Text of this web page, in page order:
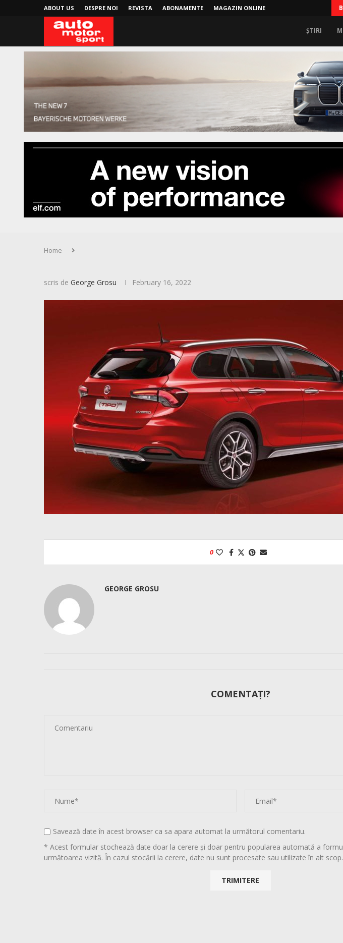
ABOUT US DESPRE NOI REVISTA ABONAMENTE MAGAZIN ONLINE
ȘTIRI
Home
scris de George Grosu February 16, 2022
0
GEORGE GROSU
COMENTAȚI?
Savează date în acest browser ca sa apara automat la următorul comentariu.
* Acest formular stochează date doar la cerere și doar pentru popularea automată a
următoarea vizită. În cazul stocării la cerere, date nu sunt procesate sau utilizate în alt scop.